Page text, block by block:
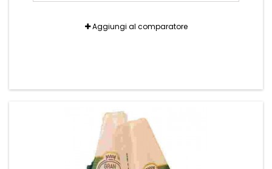
Aggiungi al comparatore